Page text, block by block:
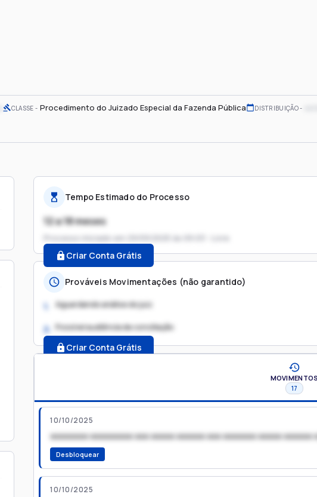
CLASSE Procedimento do Juizado Especial da Fazenda Pública DISTRIBUIÇÃO
Tempo Estimado do Processo
12 a 18 meses
Processo iniciado em 29/09/2025 às 09:03 - Livre
Criar Conta Grátis
Prováveis Movimentações (não garantido)
1. Aguardando análise do juiz
2. Possível audiência de conciliação
Criar Conta Grátis
MOVIMENTOS
17
10/10/2025
xxxxxxxx xxxxxxxxx xxx xxxxx xxxxxx xxx xxxxxxx xxxxx xxxxxx
Desbloquear
10/10/2025